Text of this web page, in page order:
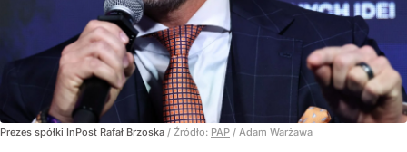
Prezes spółki InPost Rafał Brzoska / Źródło: PAP / Adam Warżawa